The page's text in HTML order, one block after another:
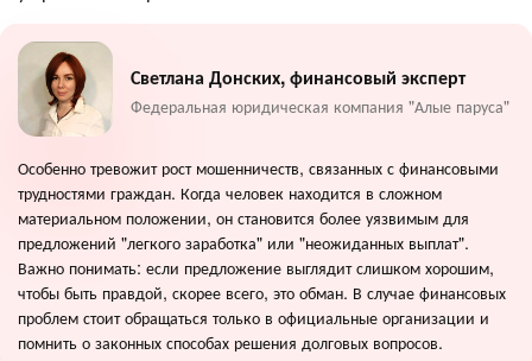
Светлана Донских, финансовый эксперт
Федеральная юридическая компания "Алые паруса"
Особенно тревожит рост мошенничеств, связанных с финансовыми
трудностями граждан. Когда человек находится в сложном
материальном положении, он становится более уязвимым для
предложений "легкого заработка" или "неожиданных выплат".
Важно понимать: если предложение выглядит слишком хорошим,
чтобы быть правдой, скорее всего, это обман. В случае финансовых
проблем стоит обращаться только в официальные организации и
помнить о законных способах решения долговых вопросов.